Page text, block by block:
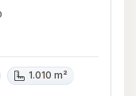
1.010 m²